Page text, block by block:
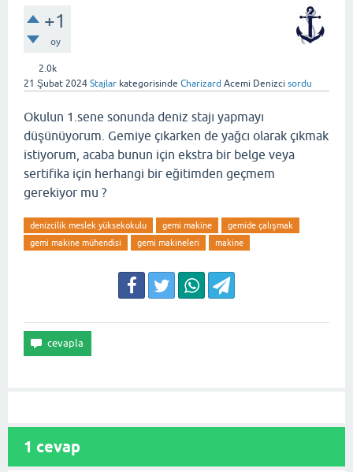
+1
oy
2.0k
21 Şubat 2024 Stajlar kategorisinde Charizard Acemi Denizci sordu
Okulun 1.sene sonunda deniz stajı yapmayı
düşünüyorum. Gemiye çıkarken de yağcı olarak çıkmak
istiyorum, acaba bunun için ekstra bir belge veya
sertifika için herhangi bir eğitimden geçmem
gerekiyor mu ?
denizcilik meslek yüksekokulu gemi makine
gemide çalışmak
gemi makine mühendisi
gemi makineleri makine
1 cevap